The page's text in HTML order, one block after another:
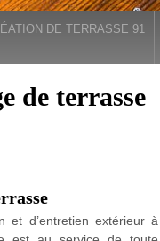
DE TERRASSE 91
de terrasse
et d’entretien extérieur à